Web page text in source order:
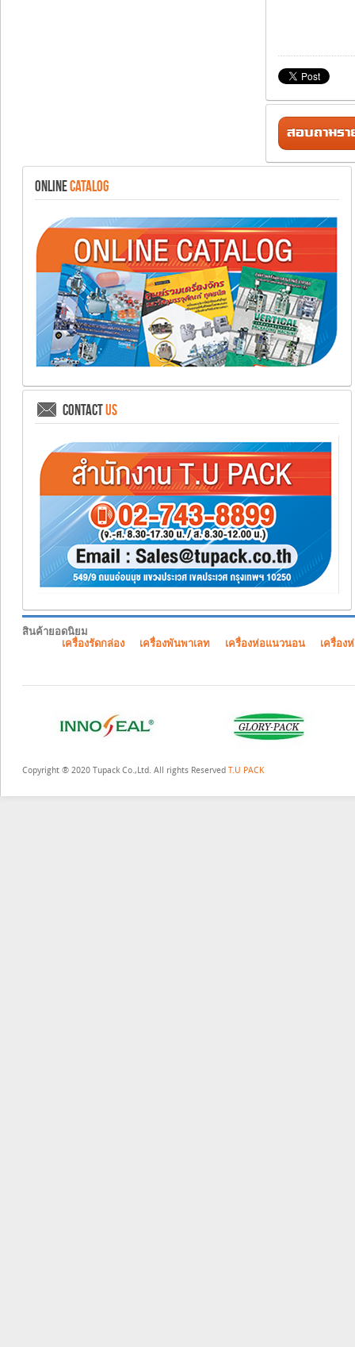
สอบถามรา
ONLINECATALOG
CONTACTUS
สินค้ายอดนิยม
เครื่องรัดกล่อง
เครื่องพันพาเลท เครื่องห่อแนวนอน เครื่อง
Copyright ® 2020 Tupack Co.,Ltd. All rights Reserved T.U PACK